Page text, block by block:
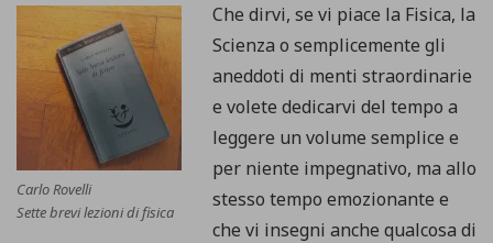
Carlo Rovelli
Sette brevi lezioni di fisica
Che dirvi, se vi piace la Fisica, la
Scienza o semplicemente gli
aneddoti di menti straordinarie
e volete dedicarvi del tempo a
leggere un volume semplice e
per niente impegnativo, ma allo
stesso tempo emozionante e
che vi insegni anche qualcosa di